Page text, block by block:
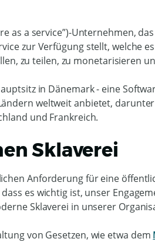
as a service”)-Unternehmen,
zur Verfügung stellt, welche
zu teilen, zu monetarisieren
in Dänemark - eine
weltweit anbietet,
und Frankreich.
Sklaverei
Anforderung für eine
es wichtig ist, unser
Sklaverei in unserer
von Gesetzen, wie etwa dem